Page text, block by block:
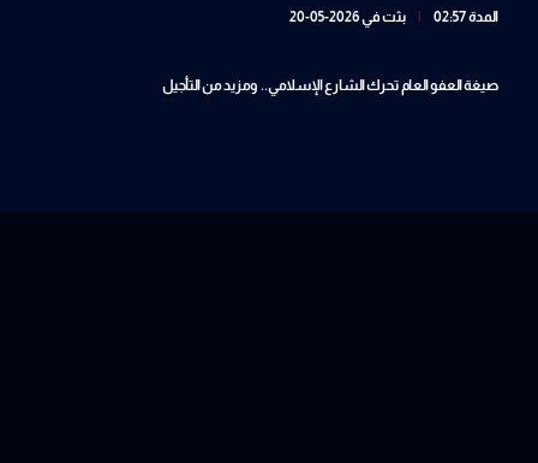
المدة 02:57 بثت في 2026-05-20
صيغة العفو العام تحرك الشارع الإسلامي.. ومزيد من التأجيل